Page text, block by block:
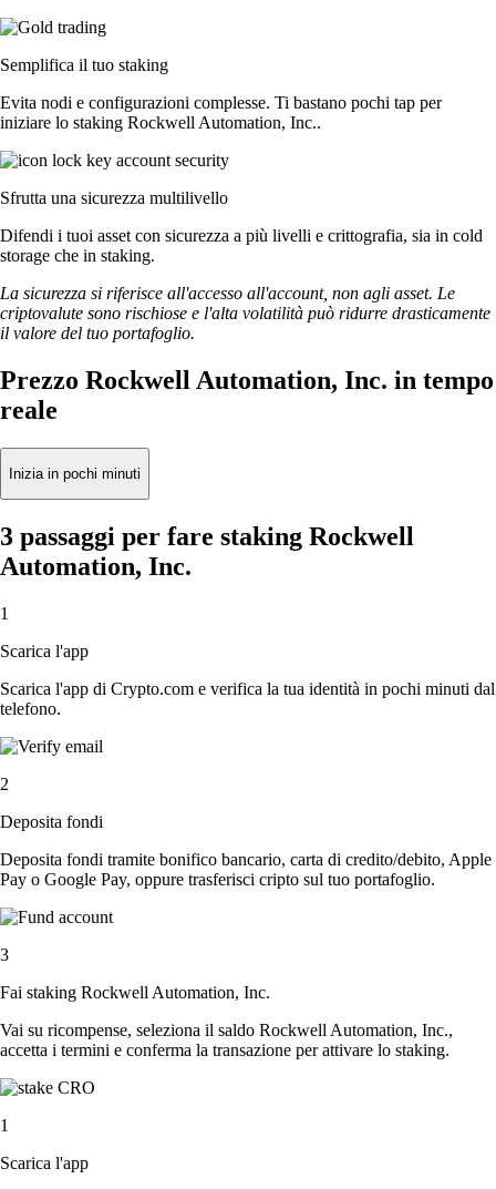
Semplifica il tuo staking
Evita nodi e configurazioni complesse. Ti bastano pochi tap per
iniziare lo staking Rockwell Automation, Inc..
Sfrutta una sicurezza multilivello
Difendi i tuoi asset con sicurezza a più livelli e crittografia, sia in cold
storage che in staking.
La sicurezza si riferisce all'accesso all'account, non agli asset. Le
criptovalute sono rischiose e l'alta volatilità può ridurre drasticamente
il valore del tuo portafoglio.
Prezzo Rockwell Automation, Inc. in tempo
reale
Inizia in pochi minuti
3 passaggi per fare staking Rockwell
Automation, Inc.
1
Scarica l'app
Scarica l'app di Crypto.com e verifica la tua identità in pochi minuti dal
telefono.
2
Deposita fondi
Deposita fondi tramite bonifico bancario, carta di credito/debito, Apple
Pay o Google Pay, oppure trasferisci cripto sul tuo portafoglio.
3
Fai staking Rockwell Automation, Inc.
Vai su ricompense, seleziona il saldo Rockwell Automation, Inc.,
accetta i termini e conferma la transazione per attivare lo staking.
1
Scarica l'app